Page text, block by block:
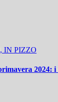
IN PIZZO
2024: